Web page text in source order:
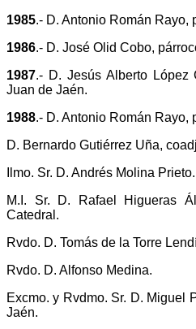
1985.- D. Antonio Román Rayo,
1986.- D. José Olid Cobo,
1987.- D. Jesús Alberto López
Juan de Jaén.
1988.- D. Antonio Román Rayo,
D. Bernardo Gutiérrez Uña,
Ilmo. Sr. D. Andrés Molina Prieto.
M.I. Sr. D. Rafael Higueras
Catedral.
Rvdo. D. Tomás de la Torre
Rvdo. D. Alfonso Medina.
Excmo. y Rvdmo. Sr. D. Miguel
Jaén.